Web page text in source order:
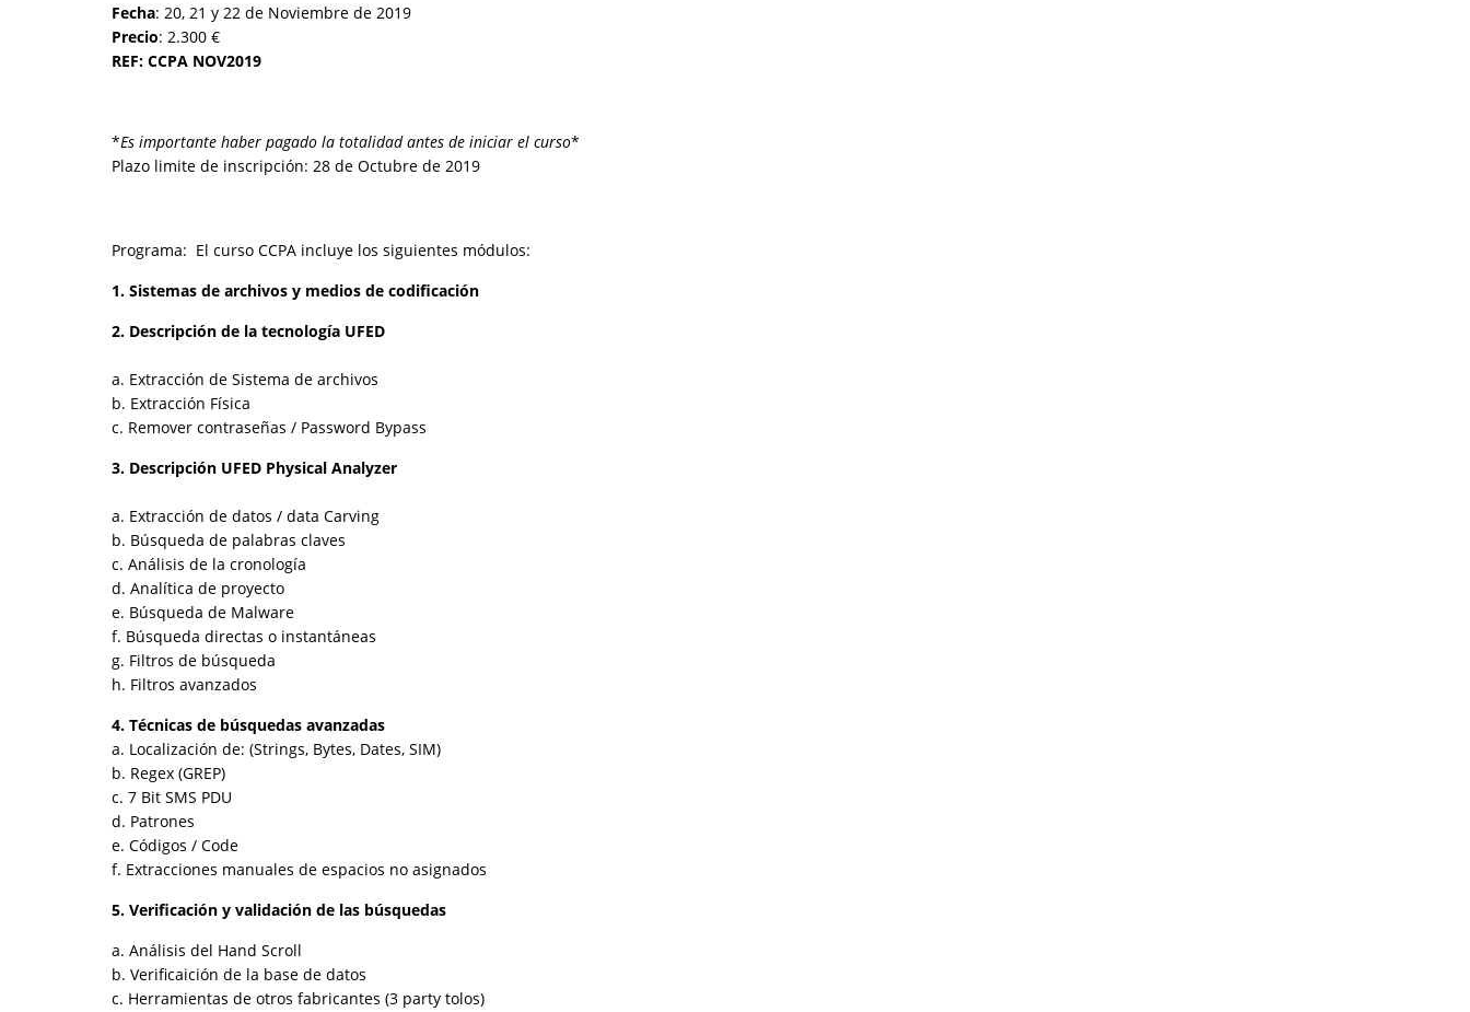
Fecha: 20, 21 y 22 de Noviembre de 2019
Precio: 2.300 €
REF: CCPA NOV2019
*Es importante haber pagado la totalidad antes de iniciar el curso*
Plazo limite de inscripción: 28 de Octubre de 2019
Programa: El curso CCPA incluye los siguientes módulos:
1. Sistemas de archivos y medios de codificación
2. Descripción de la tecnología UFED
a. Extracción de Sistema de archivos
b. Extracción Física
c. Remover contraseñas / Password Bypass
3. Descripción UFED Physical Analyzer
a. Extracción de datos / data Carving
b. Búsqueda de palabras claves
c. Análisis de la cronología
d. Analítica de proyecto
e. Búsqueda de Malware
f. Búsqueda directas o instantáneas
g. Filtros de búsqueda
h. Filtros avanzados
4. Técnicas de búsquedas avanzadas
a. Localización de: (Strings, Bytes, Dates, SIM)
b. Regex (GREP)
c. 7 Bit SMS PDU
d. Patrones
e. Códigos / Code
f. Extracciones manuales de espacios no asignados
5. Verificación y validación de las búsquedas
a. Análisis del Hand Scroll
b. Verificaición de la base de datos
c. Herramientas de otros fabricantes (3 party tolos)